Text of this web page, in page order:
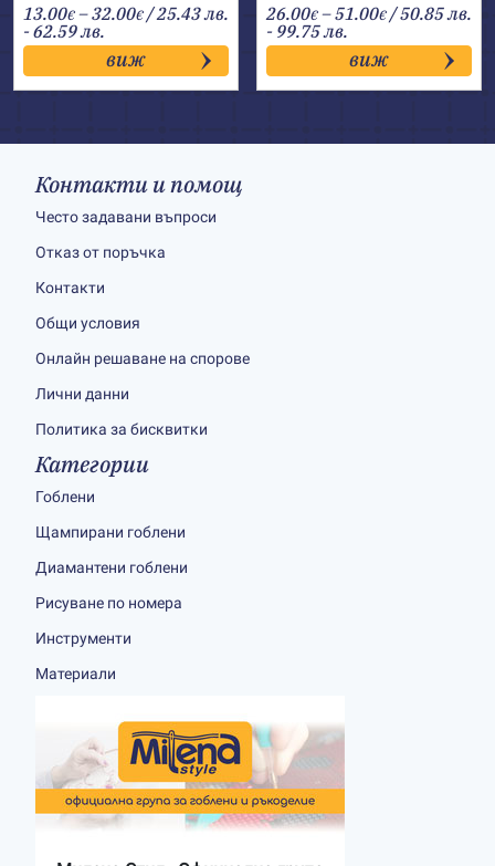
13.00€ –32.00€Price
range:
13.00€
through
32.00€
/ 25.43 лв.
- 62.59 лв.
виж
26.00€ –51.00€Price
range:
26.00€
through
51.00€
/ 50.85 лв.
- 99.75 лв.
виж
Контакти и помощ
Често задавани въпроси
Отказ от поръчка
Контакти
Общи условия
Онлайн решаване на спорове
Лични данни
Политика за бисквитки
Категории
Гоблени
Щампирани гоблени
Диамантени гоблени
Рисуване по номера
Инструменти
Материали